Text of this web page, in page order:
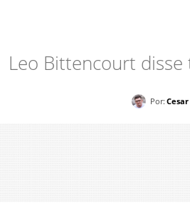
Leo Bittencourt
Por: